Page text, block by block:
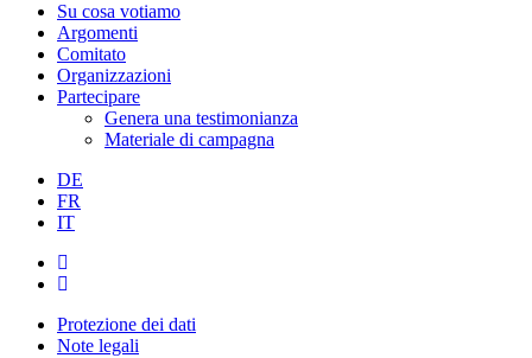
Su cosa votiamo
Argomenti
Comitato
Organizzazioni
Partecipare
Genera una testimonianza
Materiale di campagna
DE
FR
IT
Protezione dei dati
Note legali